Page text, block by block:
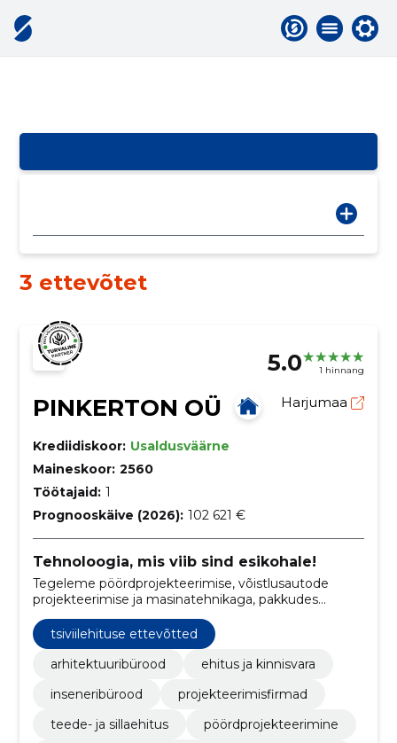
3 ettevõtet
5.0 1 hinnang
PINKERTON OÜ Harjumaa
Krediidiskoor: Usaldusväärne
Maineskoor: 2560
Töötajaid: 1
Prognooskäive (2026): 102 621 €
Tehnoloogia, mis viib sind esikohale!
Tegeleme pöördprojekteerimise, võistlusautode
projekteerimise ja masinatehnikaga, pakkudes
innovatiivseid ja kvaliteetseid inseneriteenuseid.
tsiviilehituse ettevõtted
arhitektuuribürood
ehitus ja kinnisvara
inseneribürood
projekteerimisfirmad
teede- ja sillaehitus
pöördprojekteerimine